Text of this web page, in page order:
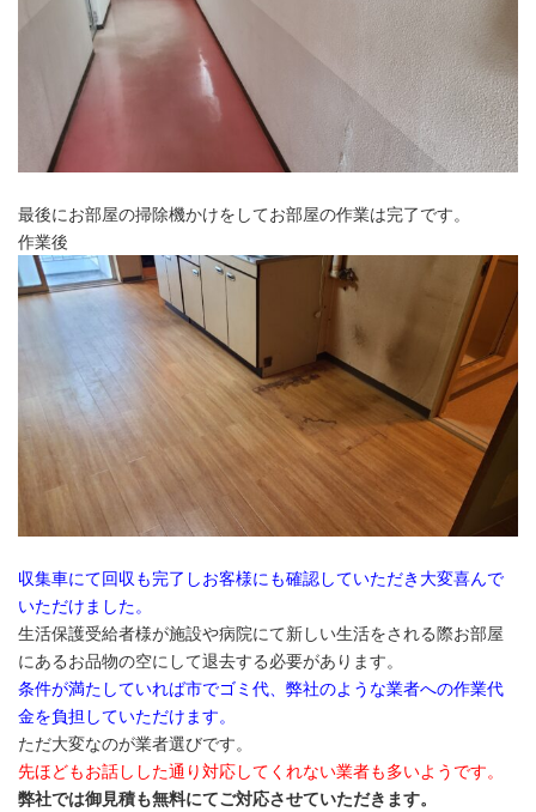
最後にお部屋の掃除機かけをしてお部屋の作業は完了です。
作業後
収集車にて回収も完了しお客様にも確認していただき大変喜んで
いただけました。
生活保護受給者様が施設や病院にて新しい生活をされる際お部屋
にあるお品物の空にして退去する必要があります。
条件が満たしていれば市でゴミ代、弊社のような業者への作業代
金を負担していただけます。
ただ大変なのが業者選びです。
先ほどもお話しした通り対応してくれない業者も多いようです。
弊社では御見積も無料にてご対応させていただきます。